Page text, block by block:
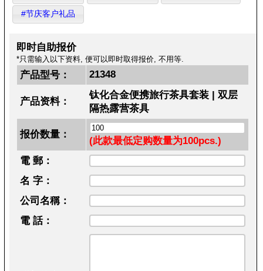
#节庆客户礼品
即时自助报价
*只需输入以下资料, 便可以即时取得报价, 不用等.
产品型号： 21348
产品资料：
钛化合金便携旅行茶具套装 | 双层
隔热露营茶具
报价数量：
(此款最低定购数量为100pcs.)
電 郵：
名 字：
公司名稱：
電 話：